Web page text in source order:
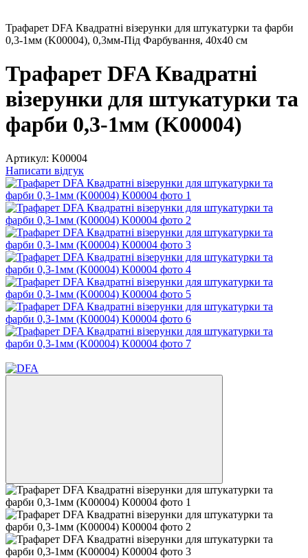
Трафарет DFA Квадратні візерунки для штукатурки та фарби
0,3-1мм (K00004), 0,3мм-Під Фарбування, 40x40 см
Трафарет DFA Квадратні
візерунки для штукатурки та
фарби 0,3-1мм (K00004)
Артикул: K00004
Написати відгук